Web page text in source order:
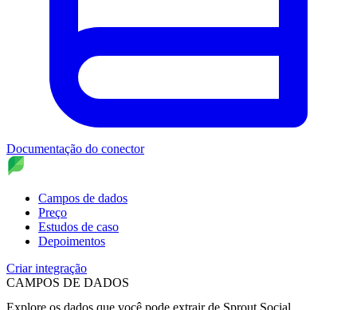
Documentação do conector
Campos de dados
Preço
Estudos de caso
Depoimentos
Criar integração
CAMPOS DE DADOS
Explore os dados que você pode extrair de Sprout Social